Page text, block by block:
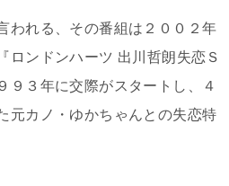
われる、その番組は２００２年
ロンドンハーツ 出川哲朗失恋Ｓ
９３年に交際がスタートし、４
元カノ・ゆかちゃんとの失恋特